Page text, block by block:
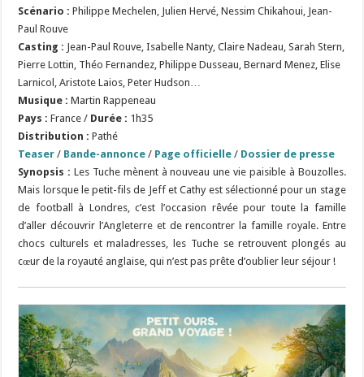
Scénario:Philippe Mechelen, Julien Hervé, Nessim Chikahoui, Jean-
Paul Rouve
Casting : Jean-Paul Rouve, Isabelle Nanty, Claire Nadeau, Sarah Stern,
Pierre Lottin, Théo Fernandez, Philippe Dusseau, Bernard Menez, Elise
Larnicol, Aristote Laios, Peter Hudson…
Musique : Martin Rappeneau
Pays : France / Durée : 1h35
Distribution : Pathé
Teaser / Bande-annonce / Page officielle / Dossier de presse
Synopsis : Les Tuche mènent à nouveau une vie paisible à Bouzolles.
Mais lorsque le petit-fils de Jeff et Cathy est sélectionné pour un stage
de football à Londres, c’est l’occasion rêvée pour toute la famille
d’aller découvrir l’Angleterre et de rencontrer la famille royale. Entre
chocs culturels et maladresses, les Tuche se retrouvent plongés au
cœur de la royauté anglaise, qui n’est pas prête d’oublier leur séjour !